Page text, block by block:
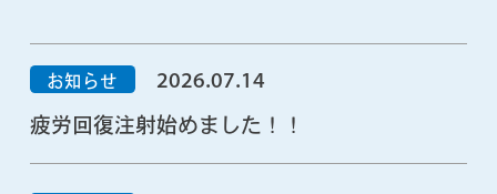
お知らせ 2026.07.14
疲労回復注射始めました！！